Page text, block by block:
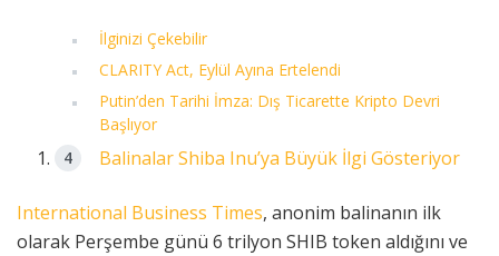
İlginizi Çekebilir
CLARITY Act, Eylül Ayına Ertelendi
Putin’den Tarihi İmza: Dış Ticarette Kripto Devri
Başlıyor
Balinalar Shiba Inu’ya Büyük İlgi Gösteriyor
International Business Times, anonim balinanın ilk
olarak Perşembe günü 6 trilyon SHIB token aldığını ve